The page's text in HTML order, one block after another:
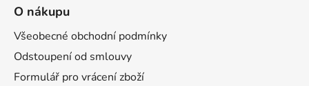
O nákupu
Všeobecné obchodní podmínky
Odstoupení od smlouvy
Formulář pro vrácení zboží